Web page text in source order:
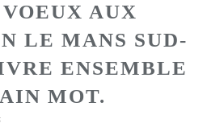
AUX
LE MANS SUD-
ENSEMBLE
MOT.